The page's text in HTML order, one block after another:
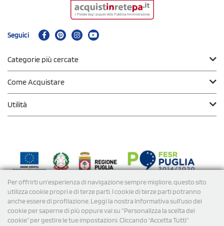
Per offrirti un'esperienza di navigazione sempre migliore, questo sito
utilizza cookie propri e di terze parti. I cookie di terze parti potranno
anche essere di profilazione. Leggi la nostra Informativa sull’uso dei
cookie per saperne di più oppure vai su “Personalizza la scelta dei
cookie” per gestire le tue impostazioni. Cliccando "Accetta Tutti"
Seguici
Categorie più cercate
Come Acquistare
Utilità
Modalità diPagamento
Spedizioni